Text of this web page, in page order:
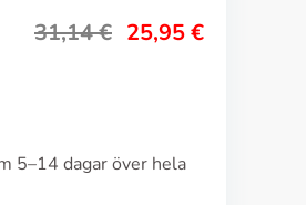
31,14€ 25,95€
5–14 dagar över hela